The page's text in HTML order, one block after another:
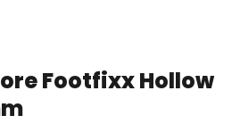
Footfixx Hollow